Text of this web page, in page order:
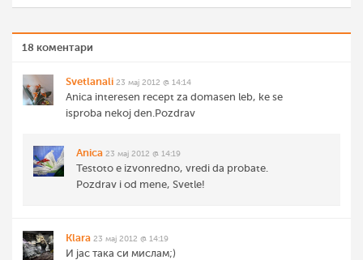
18 коментари
Svetlanali 23 мај 2012 @ 14:14
Anica interesen recept za domasen leb, ke se
isproba nekoj den.Pozdrav
Anica 23 мај 2012 @ 14:19
Testoto e izvonredno, vredi da probate.
Pozdrav i od mene, Svetle!
Klara 23 мај 2012 @ 14:19
И јас така си мислам;)